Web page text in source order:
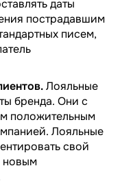
даты
пострадавшим
писем,
Лояльные
бренда. Они с
положительным
Лояльные
свой
новым